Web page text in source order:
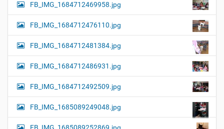
FB_IMG_1684712469958.jpg
FB_IMG_1684712476110.jpg
FB_IMG_1684712481384.jpg
FB_IMG_1684712486931.jpg
FB_IMG_1684712492509.jpg
FB_IMG_1685089249048.jpg